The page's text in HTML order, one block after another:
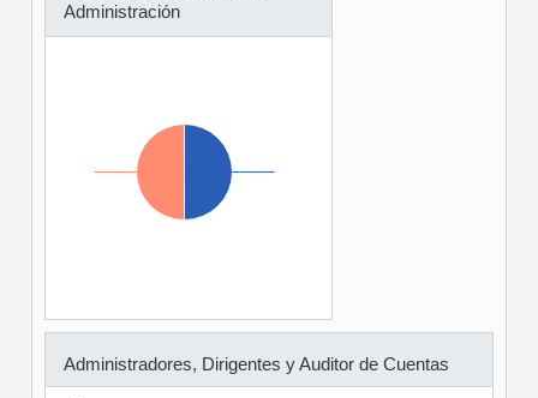
Administración
Administradores, Dirigentes y Auditor de Cuentas